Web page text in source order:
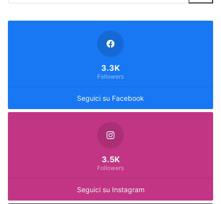
Seguici su Facebook
3.3K
Followers
Seguici su Instagram
3.5K
Followers